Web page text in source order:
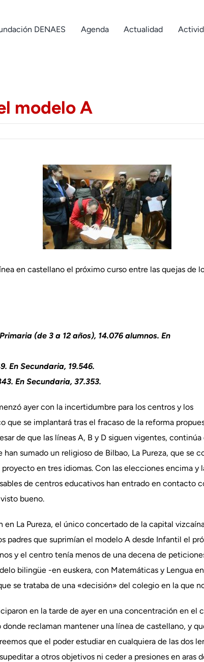
DENAES Agenda Actualidad
modelo A
en castellano el próximo curso entre las quejas de
(de 3 a 12 años), 14.076 alumnos. En
En Secundaria, 19.546.
En Secundaria, 37.353.
ayer con la incertidumbre para los centros y los
que se implantará tras el fracaso de la reforma
de que las líneas A, B y D siguen vigentes,
han sumado un religioso de Bilbao, La Pureza, que se
en tres idiomas. Con las elecciones encima y
de centros educativos han entrado en contacto
bueno.
La Pureza, el único concertado de la capital
padres que suprimían el modelo A desde Infantil el
y el centro tenía menos de una decena de
bilingüe -en euskera, con Matemáticas y Lengua
se trataba de una «decisión» del colegio en la que
en la tarde de ayer en una concentración en el
reclaman mantener una línea de castellano, y
que el poder estudiar en cualquiera de las dos
a otros objetivos ni ceder a presiones en aras